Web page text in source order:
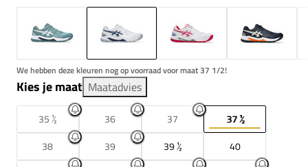
We hebben deze kleuren nog op voorraad voor maat 37 1/2!
Kies je maat Maatadvies
35 ½ 36 37
37 ½
38
39 39 ½
40